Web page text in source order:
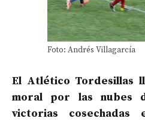
Foto: Andrés Villagarcía
El Atlético Tordesillas
moral por las nubes
victorias